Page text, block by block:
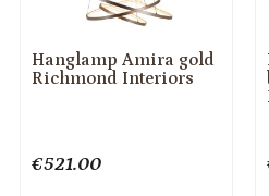
Hanglamp Amira gold
Richmond Interiors
€521.00